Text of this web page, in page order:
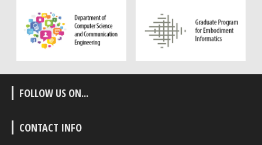
FOLLOW US ON...
CONTACT INFO